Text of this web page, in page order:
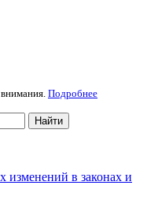
Подробнее
Найти
изменений в законах и